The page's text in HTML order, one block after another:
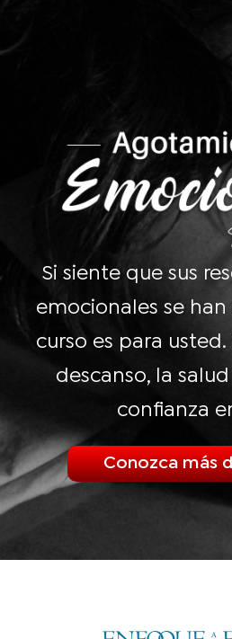
Si siente que sus
emocionales se
curso es para
descanso, la
confianza
Conozca más